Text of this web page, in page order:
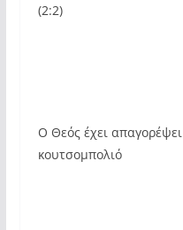
(2:2)
Ο Θεός έχει
κουτσομπολιό